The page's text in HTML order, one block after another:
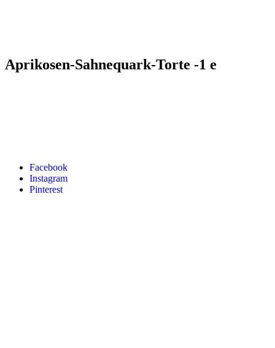
Facebook
Instagram
Pinterest
Aprikosen-Sahnequark-Torte -1 e